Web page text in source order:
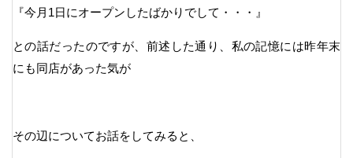
『今月1日にオープンしたばかりでして・・・』
との話だったのですが、前述した通り、私の記憶には昨年末
にも同店があった気が
その辺についてお話をしてみると、